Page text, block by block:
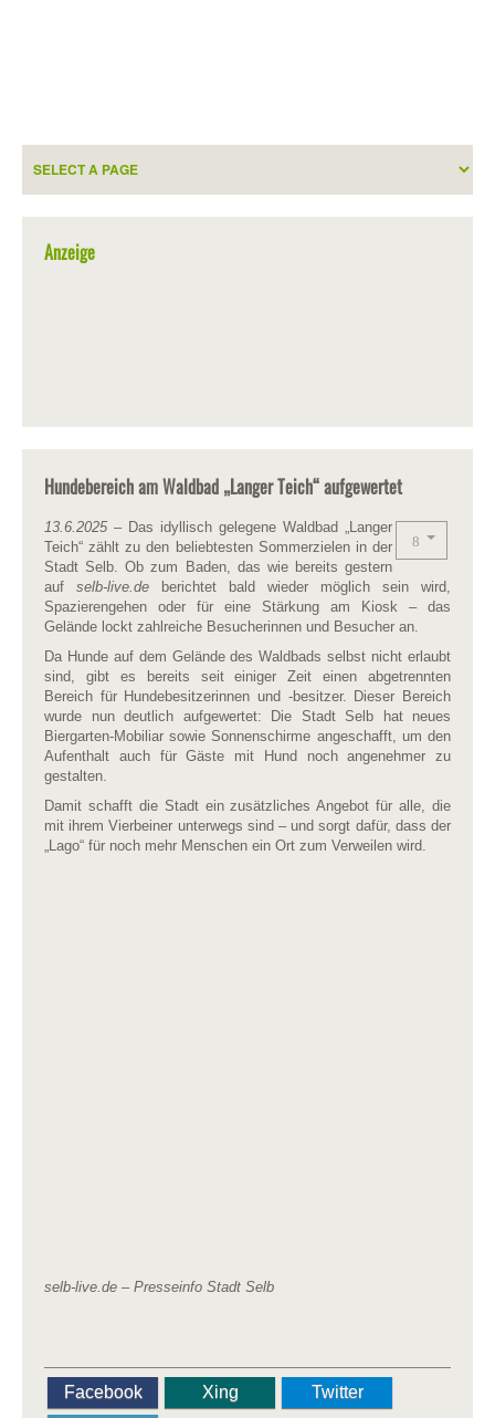
Anzeige
Hundebereich am Waldbad „Langer Teich“ aufgewertet
13.6.2025 – Das idyllisch gelegene Waldbad „Langer
Teich“ zählt zu den beliebtesten Sommerzielen in der
Stadt Selb. Ob zum Baden, das wie bereits gestern
auf selb-live.de berichtet bald wieder möglich sein wird,
Spazierengehen oder für eine Stärkung am Kiosk – das
Gelände lockt zahlreiche Besucherinnen und Besucher an.
Da Hunde auf dem Gelände des Waldbads selbst nicht erlaubt
sind, gibt es bereits seit einiger Zeit einen abgetrennten
Bereich für Hundebesitzerinnen und -besitzer. Dieser Bereich
wurde nun deutlich aufgewertet: Die Stadt Selb hat neues
Biergarten-Mobiliar sowie Sonnenschirme angeschafft, um den
Aufenthalt auch für Gäste mit Hund noch angenehmer zu
gestalten.
Damit schafft die Stadt ein zusätzliches Angebot für alle, die
mit ihrem Vierbeiner unterwegs sind – und sorgt dafür, dass der
„Lago“ für noch mehr Menschen ein Ort zum Verweilen wird.
selb-live.de – Presseinfo Stadt Selb
Facebook Xing
Twitter